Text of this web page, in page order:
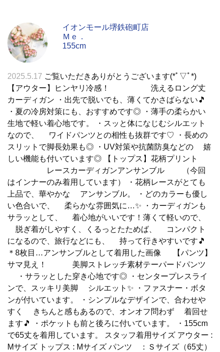
イオンモール堺鉄砲町店
Ｍｅ．
155cm
2025.5.17 ご覧いただきありがとうございます(*ﾟ▽ﾟ*)
【アウター】ヒンヤリ冷感！ 洗えるロング丈
カーディガン ・出先で脱いでも、薄くてかさばらない🎵
・夏の冷房対策にも、おすすめです◎ ・薄手の柔らかい
生地で軽い着心地です。 ・スッと体になじむシルエット
なので、 ワイドパンツとの相性も抜群です♡ ・長めの
スリットで脚長効果も◎ ・UV対策や抗菌防臭などの 嬉
しい機能も付いています◎ 【トップス】花柄プリント
レースカーディガンアンサンブル （今回
はインナーのみ着用しています） ・花柄レースがとても
上品で、華やかな アンサンブル。 ・どのカラーも優し
い色合いで、 柔らかな雰囲気に…✨ ・カーディガンも
サラッとして、 着心地がいいです！薄くて軽いので、
脱ぎ着がしやすく、くるっとたためば、 コンパクト
になるので、旅行などにも、 持って行きやすいです🎵
＊8枚目…アンサンブルとして着用した画像 【パンツ】
サマ見え！ 美脚ストレッチ素材テーパードパンツ
・サラッとした穿き心地です◎ ・センタープレスライ
ンで、スッキリ美脚 シルエット✨ ・ファスナー・ボタ
ンが付いています。 ・シンプルなデザインで、合わせや
すく きちんと感もあるので、オンオフ問わず 着回せ
ます🎵 ・ポケットも前と後ろに付いています。 ・155cm
で65丈を着用しています。 スタッフ着用サイズ アウター :
Mサイズ トップス : Mサイズ パンツ ：Ｓサイズ（65丈）